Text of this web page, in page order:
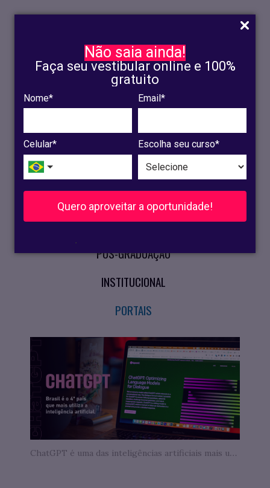
Não saia ainda!
Faça seu vestibular online e 100%
gratuito
Nome* Email*
Celular* Escolha seu curso*
Quero aproveitar a oportunidade!
.
INSCRIÇÃO
OLINDA
RECIFE
VESTIBULAR
CURSOS PRESENCIAIS
PÓS-GRADUAÇÃO
INSTITUCIONAL
PORTAIS
ChatGPT é uma das inteligências artificiais mais utilizadas no mundo - Fonte: Unsplash